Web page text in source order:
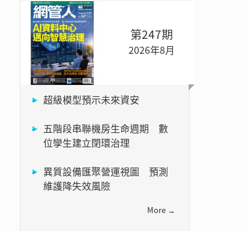
第247期
2026年8月
超級模型預示未來資安
五階段串聯機房生命週期 數
位孿生建立閉環治理
異質設備匯聚營運視圖 預測
維護降失效風險
More →